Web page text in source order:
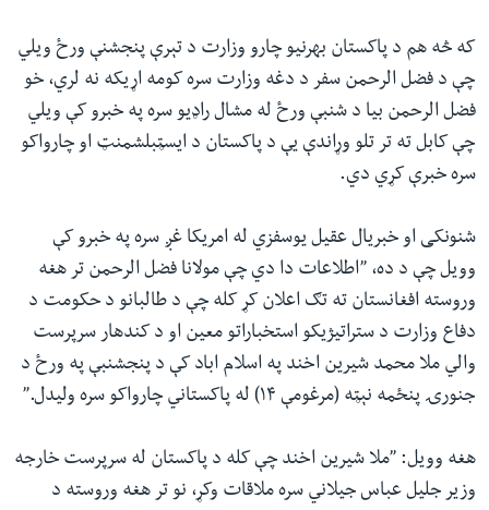
که څه هم د پاکستان بهرنیو چارو وزارت د تېرې پنجشنې ورځ ویلي
چې د فضل الرحمن سفر د دغه وزارت سره کومه اړیکه نه لري، خو
فضل الرحمن بیا د شنبې ورځ له مشال راډیو سره په خبرو کې ویلي
چې کابل ته تر تلو وړاندې یې د پاکستان د ایسټبلشمنټ او چارواکو
سره خبرې کړي دي.
شنونکی او خبریال عقیل یوسفزي له امریکا غږ سره په خبرو کې
وویل چې د ده، ”اطلاعات دا دي چې مولانا فضل الرحمن تر هغه
وروسته افغانستان ته تګ اعلان کړ کله چې د طالبانو د حکومت د
دفاع وزارت د ستراتیژیکو استخباراتو معین او د کندهار سرپرست
والي ملا محمد شیرین اخند په اسلام اباد کې د پنجشنبې په ورځ د
جنورۍ پنځمه نېټه (مرغومې ۱۴) له پاکستاني چارواکو سره ولیدل.”
هغه وویل: ”ملا شیرین اخند چې کله د پاکستان له سرپرست خارجه
وزیر جلیل عباس جیلاني سره ملاقات وکړ، نو تر هغه وروسته د